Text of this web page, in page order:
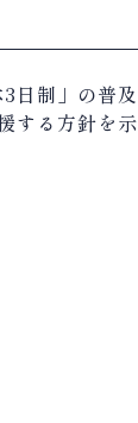
3 日制」の普及
する方針を示